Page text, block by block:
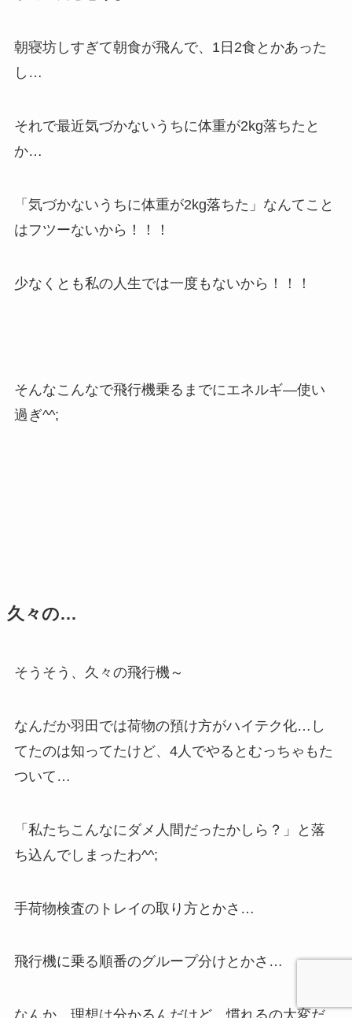
朝寝坊しすぎて朝食が飛んで、1日2食とかあった
し…
それで最近気づかないうちに体重が2kg落ちたと
か…
「気づかないうちに体重が2kg落ちた」なんてこと
はフツーないから！！！
少なくとも私の人生では一度もないから！！！
そんなこんなで飛行機乗るまでにエネルギ―使い
過ぎ^^;
久々の…
そうそう、久々の飛行機～
なんだか羽田では荷物の預け方がハイテク化…し
てたのは知ってたけど、4人でやるとむっちゃもた
ついて…
「私たちこんなにダメ人間だったかしら？」と落
ち込んでしまったわ^^;
手荷物検査のトレイの取り方とかさ…
飛行機に乗る順番のグループ分けとかさ…